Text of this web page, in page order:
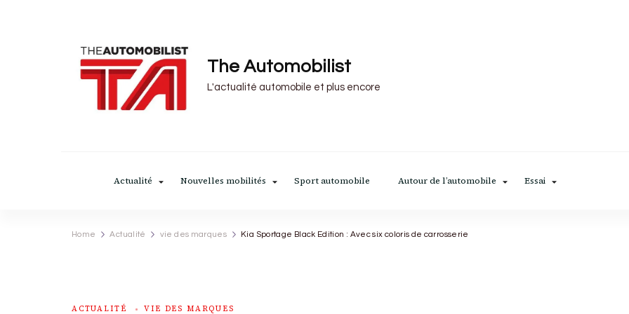
The Automobilist
L'actualité automobile et plus encore
Actualité Nouvelles mobilités Sport automobile Autour de l’automobile Essai
Home Actualité vie des marques Kia Sportage Black Edition : Avec six coloris de carrosserie
ACTUALITÉ VIE DES MARQUES